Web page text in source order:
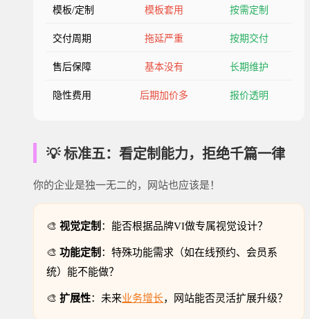
模板/定制 模板套用 按需定制
交付周期 拖延严重 按期交付
售后保障 基本没有 长期维护
隐性费用 后期加价多 报价透明
💡 标准五：看定制能力，拒绝千篇一律
你的企业是独一无二的，网站也应该是！
🎨 视觉定制 ：能否根据品牌VI做专属视觉设计？
🎨 功能定制 ：特殊功能需求（如在线预约、会员系
统）能不能做？
🎨 扩展性：未来业务增长，网站能否灵活扩展升级？